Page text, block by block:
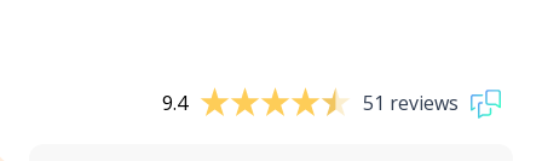
9.4 51 reviews